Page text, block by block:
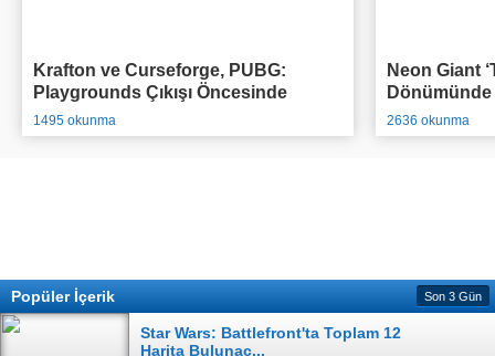
Krafton ve Curseforge, PUBG:
Playgrounds Çıkışı Öncesinde
95.000$ Ödül Havuzlu Yarışmasını
Duyurdu
1495 okunma
Neon Giant
Dönümünde
Açıkladı
2636 okunma
Popüler İçerik Son 3 Gün
Star Wars: Battlefront'ta Toplam 12
Harita Bulunac...